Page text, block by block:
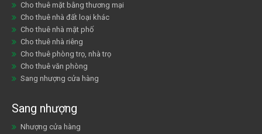
Cho thuê mặt bằng thương mại
Cho thuê nhà đất loại khác
Cho thuê nhà mặt phố
Cho thuê nhà riêng
Cho thuê phòng trọ, nhà trọ
Cho thuê văn phòng
Sang nhượng cửa hàng
Sang nhượng
Nhượng cửa hàng